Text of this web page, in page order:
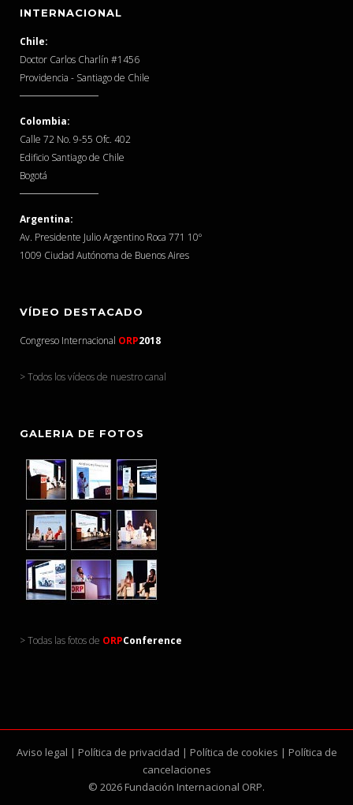
INTERNACIONAL
Chile:
Doctor Carlos Charlín #1456
Providencia - Santiago de Chile
Colombia:
Calle 72 No. 9-55 Ofc. 402
Edificio Santiago de Chile
Bogotá
Argentina:
Av. Presidente Julio Argentino Roca 771 10º
1009 Ciudad Autónoma de Buenos Aires
VÍDEO DESTACADO
Congreso Internacional ORP2018
> Todos los vídeos de nuestro canal
GALERIA DE FOTOS
> Todas las fotos de ORPConference
Aviso legal | Política de privacidad | Política de cookies | Política de
cancelaciones
© 2026 Fundación Internacional ORP.